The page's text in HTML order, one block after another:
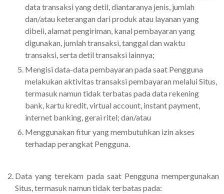
data transaksi yang detil, diantaranya jenis, jumlah
dan/atau keterangan dari produk atau layanan yang
dibeli, alamat pengiriman, kanal pembayaran yang
digunakan, jumlah transaksi, tanggal dan waktu
transaksi, serta detil transaksi lainnya;
Mengisi data-data pembayaran pada saat Pengguna
melakukan aktivitas transaksi pembayaran melalui Situs,
termasuk namun tidak terbatas pada data rekening
bank, kartu kredit, virtual account, instant payment,
internet banking, gerai ritel; dan/atau
Menggunakan fitur yang membutuhkan izin akses
terhadap perangkat Pengguna.
Data yang terekam pada saat Pengguna mempergunakan
Situs, termasuk namun tidak terbatas pada: